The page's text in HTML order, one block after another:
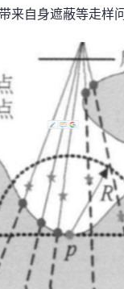
来自身遮蔽等走样